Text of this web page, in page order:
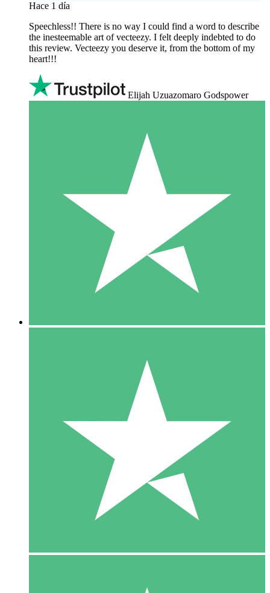
Hace 1 día
Speechless!! There is no way I could find a word to describe
the inesteemable art of vecteezy. I felt deeply indebted to do
this review. Vecteezy you deserve it, from the bottom of my
heart!!!
Elijah Uzuazomaro Godspower